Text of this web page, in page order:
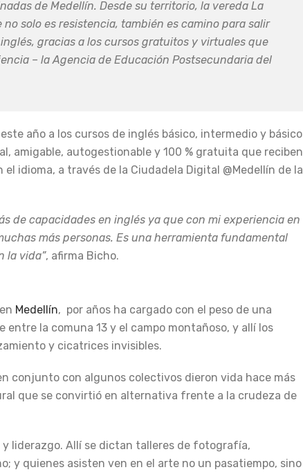
de Medellín. Desde su territorio, la vereda La
solo es resistencia, también es camino para salir
gracias a los cursos gratuitos y virtuales que
– la Agencia de Educación Postsecundaria del
año a los cursos de inglés básico, intermedio y básico
amigable, autogestionable y 100 % gratuita que reciben
idioma, a través de la Ciudadela Digital @Medellín de la
de capacidades en inglés ya que con mi experiencia en
más personas. Es una herramienta fundamental
la vida”, afirma Bicho.
Medellín, por años ha cargado con el peso de una
la comuna 13 y el campo montañoso, y allí los
y cicatrices invisibles.
conjunto con algunos colectivos dieron vida hace más
que se convirtió en alternativa frente a la crudeza de
y liderazgo. Allí se dictan talleres de fotografía,
y quienes asisten ven en el arte no un pasatiempo, sino